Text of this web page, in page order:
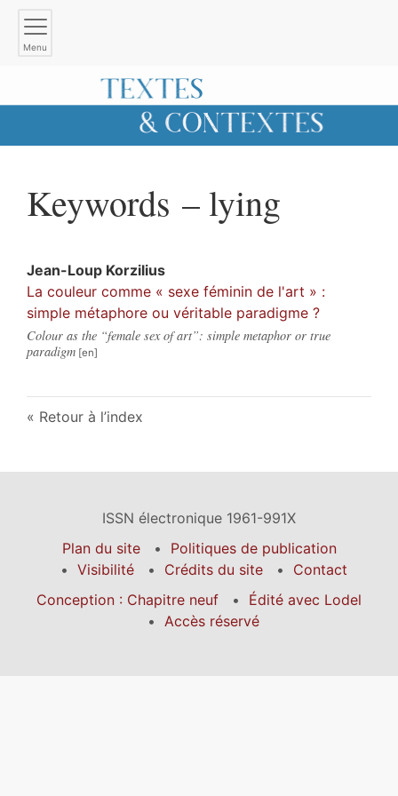
Menu
Keywords – lying
Jean-Loup Korzilius
La couleur comme « sexe féminin de l'art » :
simple métaphore ou véritable paradigme ?
Colour as the “female sex of art”: simple metaphor or true
paradigm
Retour à l’index
ISSN électronique 1961-991X
Plan du site
Politiques de publication
Visibilité
Crédits du site
Contact
Conception : Chapitre neuf
Édité avec Lodel
Accès réservé